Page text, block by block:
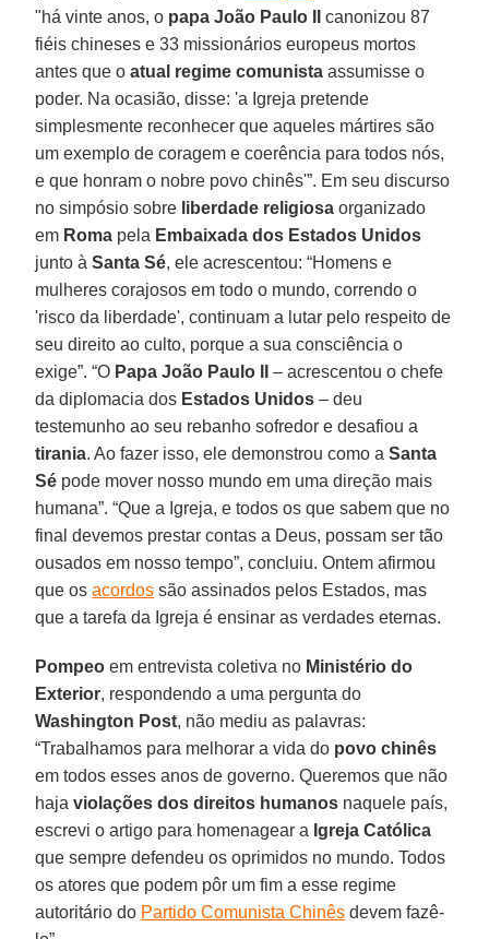
"há vinte anos, o papa João Paulo II
canonizou 87
fiéis chineses e 33 missionários europeus mortos
antes que oatual regime comunista assumisse o
poder. Na ocasião, disse: 'a Igreja pretende
simplesmente reconhecer que aqueles mártires são
um exemplo de coragem e coerência para todos nós,
e que honram o nobre povo chinês'”. Em seu discurso
no simpósio sobre liberdade religiosa organizado
em Roma pela Embaixada dos Estados Unidos
junto àSanta Sé, ele acrescentou: “Homens e
mulheres corajosos em todo o mundo, correndo o
'risco da liberdade', continuam a lutar pelo respeito de
seu direito ao culto, porque a sua consciência o
exige”. “O Papa João Paulo II
– acrescentou o chefe
da diplomacia dos Estados Unidos – deu
testemunho ao seu rebanho sofredor e desafiou a
tirania. Ao fazer isso, ele demonstrou como aSanta
Sé pode mover nosso mundo em uma direção mais
humana”. “Que a Igreja, e todos os que sabem que no
final devemos prestar contas a Deus, possam ser tão
ousados em nosso tempo”, concluiu. Ontem afirmou
que osacordos são assinados pelos Estados, mas
que a tarefa da Igreja é ensinar as verdades eternas.
Pompeo em entrevista coletiva no Ministério do
Exterior, respondendo a uma pergunta do
Washington Post, não mediu as palavras:
“Trabalhamos para melhorar a vida do povo chinês
em todos esses anos de governo. Queremos que não
hajaviolações dos direitos humanos naquele país,
escrevi o artigo para homenagear a Igreja Católica
que sempre defendeu os oprimidos no mundo. Todos
os atores que podem pôr um fim a esse regime
autoritário do Partido Comunista Chinês devem fazê-